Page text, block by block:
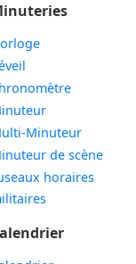
Minuteur
de scène
horaires